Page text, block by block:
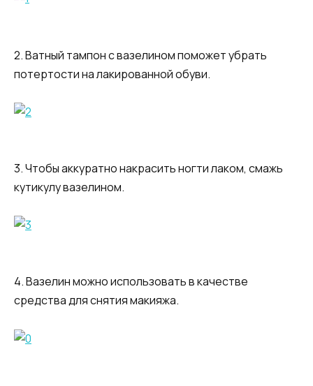
2. Ватный тампон с вазелином поможет убрать
потертости на лакированной обуви.
3. Чтобы аккуратно накрасить ногти лаком, смажь
кутикулу вазелином.
4. Вазелин можно использовать в качестве
средства для снятия макияжа.